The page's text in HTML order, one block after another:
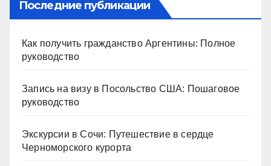
Последние публикации
Как получить гражданство Аргентины: Полное
руководство
Запись на визу в Посольство США: Пошаговое
руководство
Экскурсии в Сочи: Путешествие в сердце
Черноморского курорта